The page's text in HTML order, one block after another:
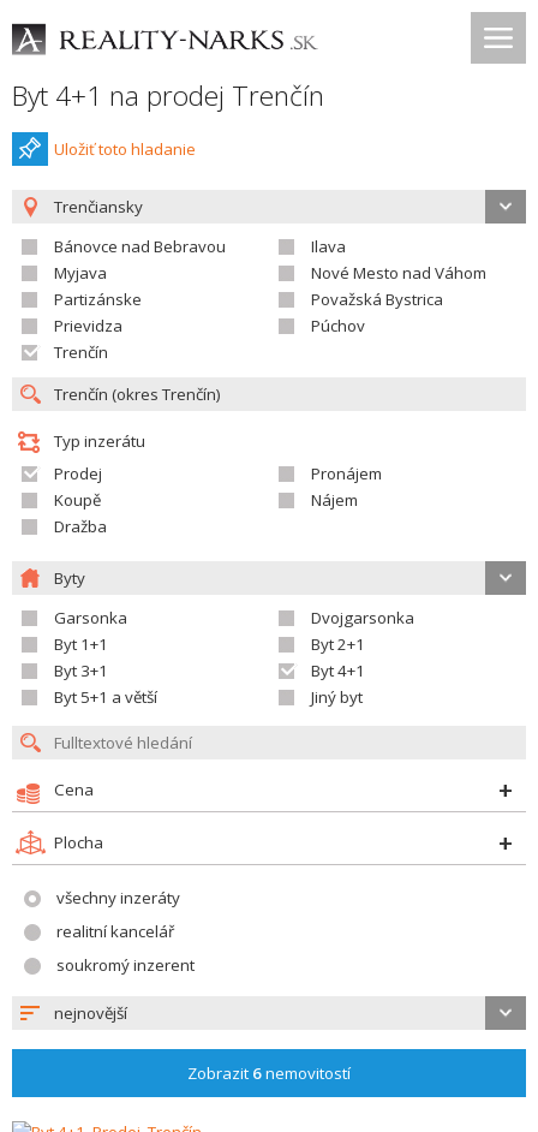
Byt 4+1 na prodej Trenčín
Uložiť toto hladanie
Trenčiansky
Bánovce nad Bebravou
Ilava
Myjava
Nové Mesto nad Váhom
Partizánske
Považská Bystrica
Prievidza
Púchov
Trenčín
Typ inzerátu
Prodej
Pronájem
Koupě
Nájem
Dražba
Byty
Garsonka
Dvojgarsonka
Byt 1+1
Byt 2+1
Byt 3+1
Byt 4+1
Byt 5+1 a větší
Jiný byt
Cena
Plocha
všechny inzeráty
realitní kancelář
soukromý inzerent
nejnovější
Zobrazit 6nemovitostí